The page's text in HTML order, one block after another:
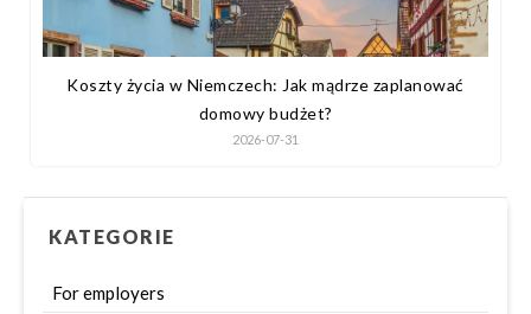
Koszty życia w Niemczech: Jak mądrze zaplanować
domowy budżet?
2026-07-31
KATEGORIE
For employers